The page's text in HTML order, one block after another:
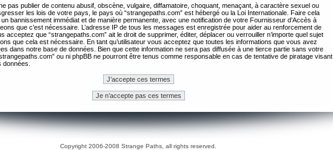
pas publier de contenu abusif, obscène, vulgaire, diffamatoire, choquant, menaçant, à caractère sexuel ou
les lois de votre pays, le pays où “strangepaths.com” est hébergé ou la Loi Internationale. Faire cela
bannissement immédiat et de manière permanente, avec une notification de votre Fournisseur d’Accès à
que c’est nécessaire. L’adresse IP de tous les messages est enregistrée pour aider au renforcement de
acceptez que “strangepaths.com” ait le droit de supprimer, éditer, déplacer ou verrouiller n’importe quel sujet
que cela est nécessaire. En tant qu’utilisateur vous acceptez que toutes les informations que vous avez
dans notre base de données. Bien que cette information ne sera pas diffusée à une tierce partie sans votre
ou ni phpBB ne pourront être tenus comme responsable en cas de tentative de piratage visant
Copyright 2006-2008 Strange Paths, all rights reserved.